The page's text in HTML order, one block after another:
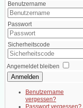
Benutzername
Passwort
Sicherheitscode
Angemeldet bleiben
Anmelden
Benutzername
vergessen?
Passwort vergessen?